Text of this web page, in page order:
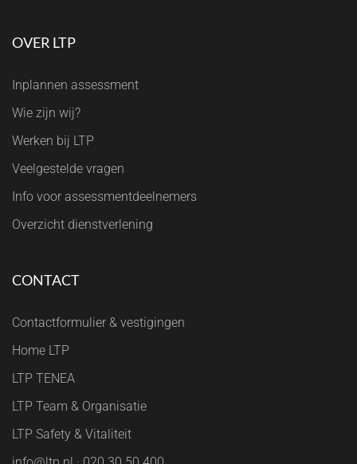
OVER LTP
Inplannen assessment
Wie zijn wij?
Werken bij LTP
Veelgestelde vragen
Info voor assessmentdeelnemers
Overzicht dienstverlening
CONTACT
Contactformulier & vestigingen
Home LTP
LTP TENEA
LTP Team & Organisatie
LTP Safety & Vitaliteit